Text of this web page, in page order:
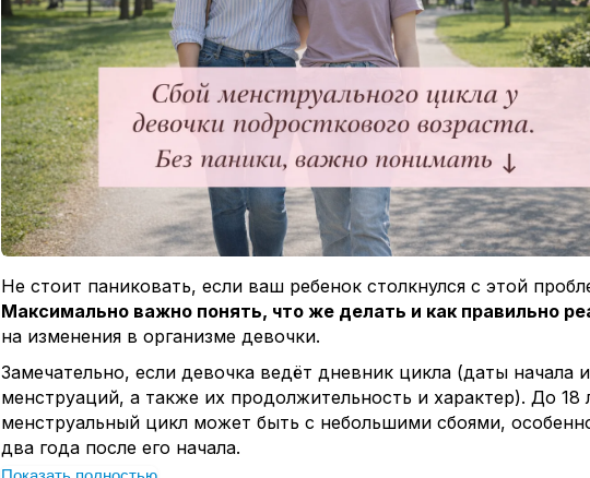
Не стоит паниковать, если ваш ребенок столкнулся с этой
Максимально важно понять, что же делать и как правильно
на изменения в организме девочки.
Замечательно, если девочка ведёт дневник цикла (даты начала
менструаций, а также их продолжительность и характер). До 18
менструальный цикл может быть с небольшими сбоями,
два года после его начала.